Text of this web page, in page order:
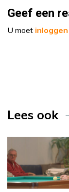
Geef een
U moet inloggen
Lees ook